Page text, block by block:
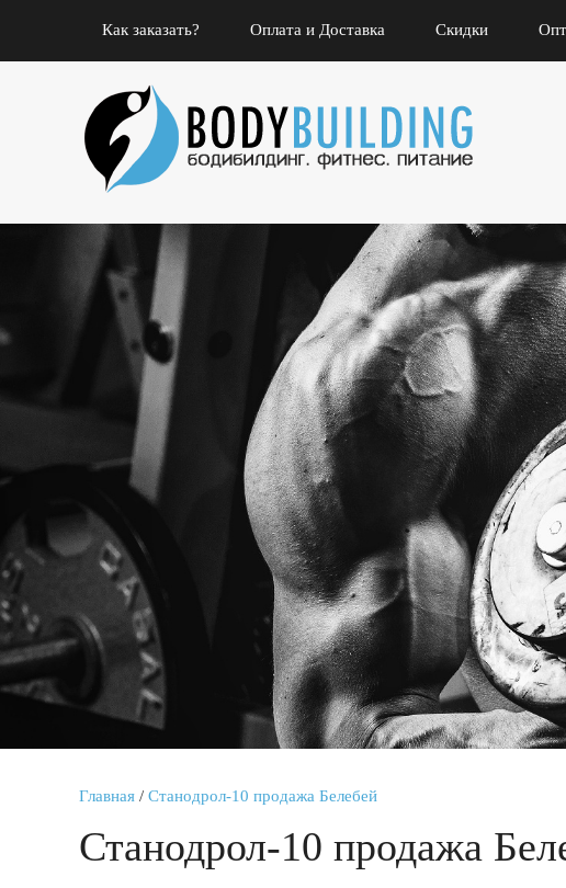
Как заказать? Оплата и Доставка Скидки
Главная / Станодрол-10 продажа Белебей
Станодрол-10 продажа